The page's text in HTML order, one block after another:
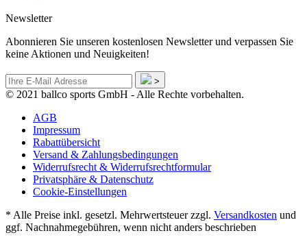
Newsletter
Abonnieren Sie unseren kostenlosen Newsletter und verpassen Sie
keine Aktionen und Neuigkeiten!
>
© 2021 ballco sports GmbH - Alle Rechte vorbehalten.
AGB
Impressum
Rabattübersicht
Versand & Zahlungsbedingungen
Widerrufsrecht & Widerrufsrechtformular
Privatsphäre & Datenschutz
Cookie-Einstellungen
* Alle Preise inkl. gesetzl. Mehrwertsteuer zzgl. Versandkosten und
ggf. Nachnahmegebühren, wenn nicht anders beschrieben